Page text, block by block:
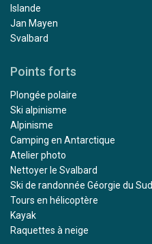
Islande
Jan Mayen
Svalbard
Points forts
Plongée polaire
Ski alpinisme
Alpinisme
Camping en Antarctique
Atelier photo
Nettoyer le Svalbard
Ski de randonnée Géorgie du Sud
Tours en hélicoptère
Kayak
Raquettes à neige